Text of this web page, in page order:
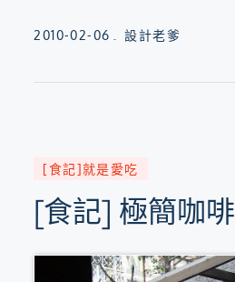
Posted
2010-02-06 設計老爹
[食記]就是愛吃
[食記] 極簡咖啡